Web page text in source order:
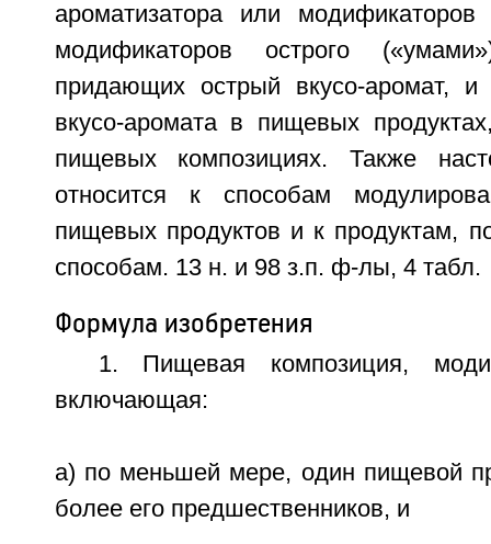
ароматизатора или модификаторов
модификаторов острого
придающих острый вкусо-аромат, и
вкусо-аромата в пищевых
пищевых композициях. Также
относится к способам
пищевых продуктов и к продуктам,
способам. 13 н. и 98 з.п. ф-лы, 4 табл.
Формула изобретения
1. Пищевая композиция,
включающая:
a) по меньшей мере, один пищевой
более его предшественников, и